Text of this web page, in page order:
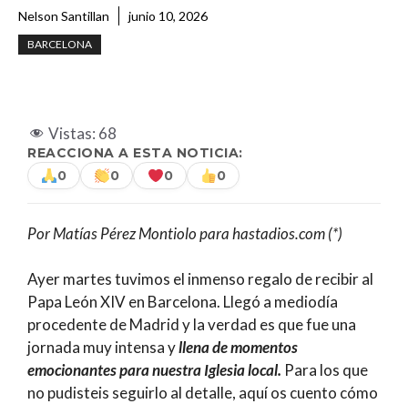
Nelson Santillan junio 10, 2026
BARCELONA
Vistas: 68
REACCIONA A ESTA NOTICIA:
0
0 0 0
Por Matías Pérez Montiolo para hastadios.com (*)
Ayer martes tuvimos el inmenso regalo de recibir al
Papa León XIV en Barcelona. Llegó a mediodía
procedente de Madrid y la verdad es que fue una
jornada muy intensa yllena de momentos
emocionantes para nuestra Iglesia local. Para los que
no pudisteis seguirlo al detalle, aquí os cuento cómo